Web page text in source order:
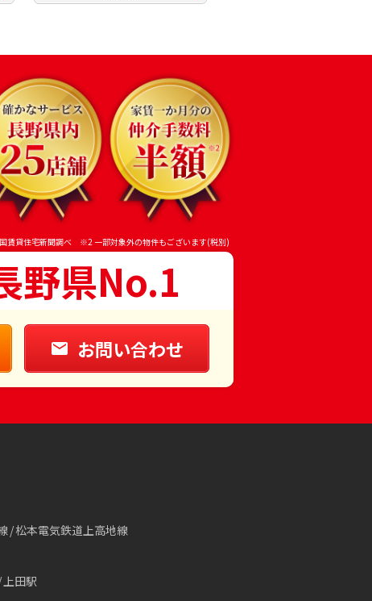
賃貸住宅新聞調べ ※2 一部対象外の物件もございます(税別)
野県No.1
お問い合わせ
松本電気鉄道上高地線
上田駅